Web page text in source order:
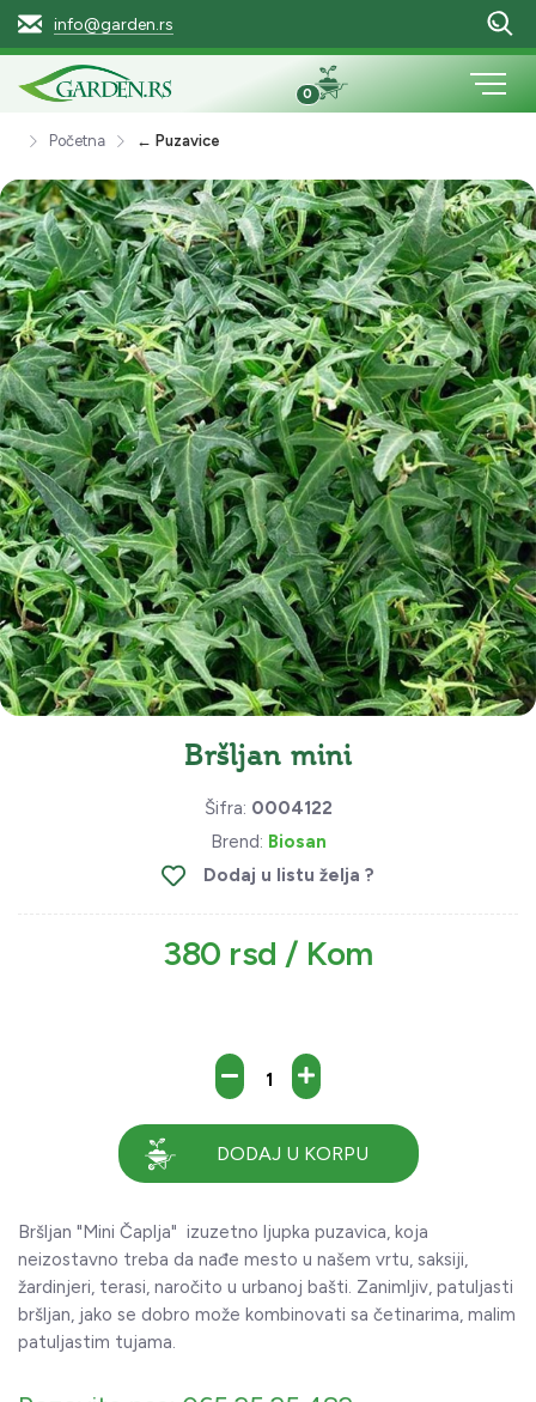
info@garden.rs
0
Početna ← Puzavice
Bršljan mini
Šifra: 0004122
Brend: Biosan
Dodaj u listu želja ?
380 rsd / Kom
DODAJ U KORPU
Bršljan "Mini Čaplja" izuzetno ljupka puzavica, koja
neizostavno treba da nađe mesto u našem vrtu, saksiji,
žardinjeri, terasi, naročito u urbanoj bašti. Zanimljiv, patuljasti
bršljan, jako se dobro može kombinovati sa četinarima, malim
patuljastim tujama.